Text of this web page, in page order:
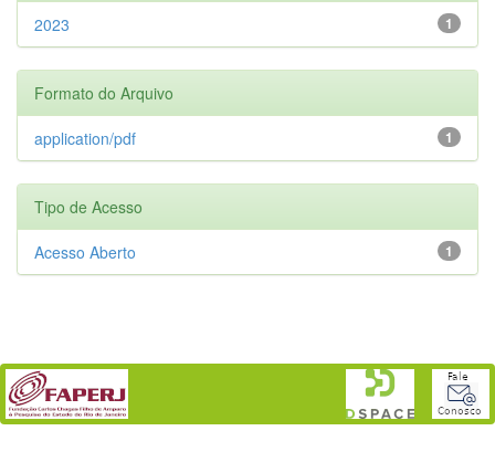
1
2023
Formato do Arquivo
1
application/pdf
Tipo de Acesso
1
Acesso Aberto